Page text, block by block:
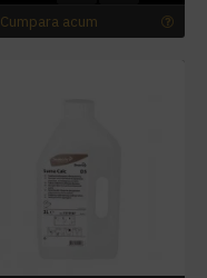
Cumpara acum